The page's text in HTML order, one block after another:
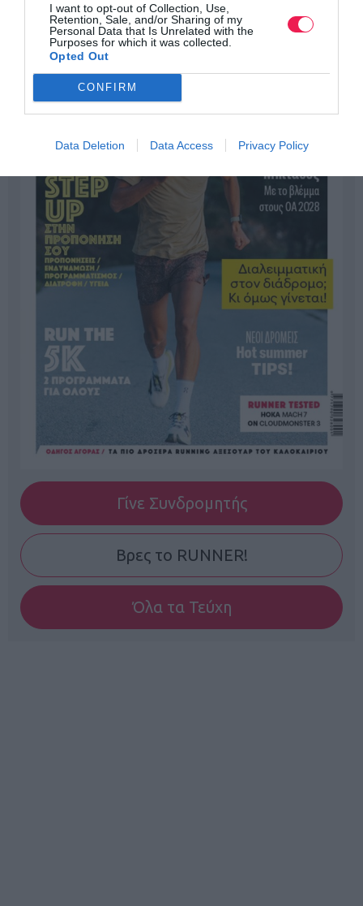
I want to opt-out of Collection, Use,
Retention, Sale, and/or Sharing of my
Personal Data that Is Unrelated with the
Purposes for which it was collected.
Opted Out
CONFIRM
Data Deletion Data Access Privacy Policy
Γίνε Συνδρομητής
Βρες το RUNNER!
Όλα τα Τεύχη